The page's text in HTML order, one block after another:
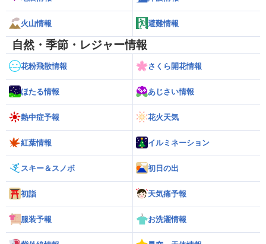
火山情報 避難情報
自然・季節・レジャー情報
花粉飛散情報 さくら開花情報
ほたる情報 あじさい情報
熱中症予報 花火天気
紅葉情報 イルミネーション
スキー＆スノボ 初日の出
初詣 天気痛予報
服装予報 お洗濯情報